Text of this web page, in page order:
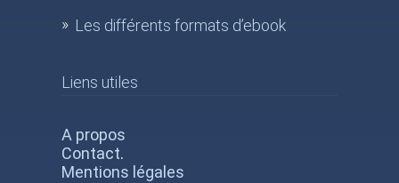
Les différents formats d’ebook
Liens utiles
A propos
Contact.
Mentions légales